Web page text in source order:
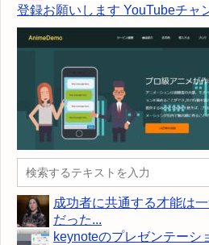
登録お願いします YouTubeチャ
成功者に共通する才能は
だった...
keynoteのプレゼンテーシ